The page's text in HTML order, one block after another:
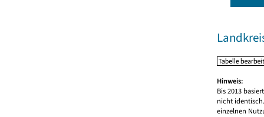
Hinweis:
Bis 2013
nicht
einzelnen